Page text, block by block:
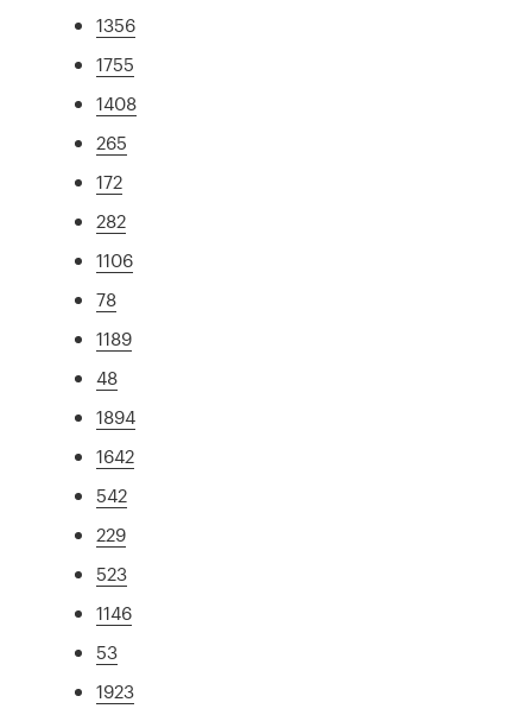
1356
1755
1408
265
172
282
1106
78
1189
48
1894
1642
542
229
523
1146
53
1923